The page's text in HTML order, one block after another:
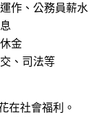
作、公務員薪水
金
、司法等
在社會福利。